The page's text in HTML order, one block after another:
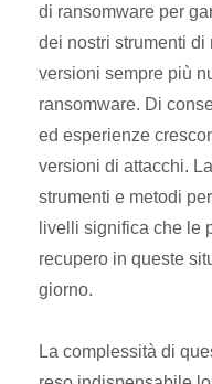
di ransomware per
dei nostri strumenti
versioni sempre più
ransomware. Di
ed esperienze
versioni di attacchi.
strumenti e metodi
livelli significa che le
recupero in queste
giorno.
La complessità di